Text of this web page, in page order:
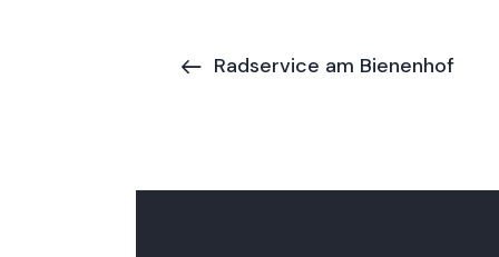
Radservice am Bienenhof